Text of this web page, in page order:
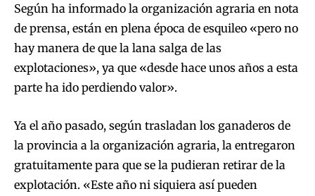
Según ha informado la organización agraria en nota
de prensa, están en plena época de esquileo «pero no
hay manera de que la lana salga de las
explotaciones», ya que «desde hace unos años a esta
parte ha ido perdiendo valor».
Ya el año pasado, según trasladan los ganaderos de
la provincia a la organización agraria, la entregaron
gratuitamente para que se la pudieran retirar de la
explotación. «Este año ni siquiera así pueden